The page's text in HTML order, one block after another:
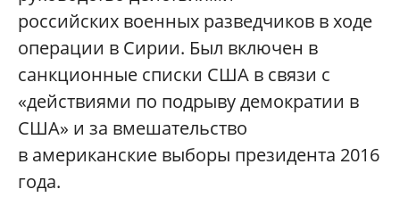
российских военных разведчиков в ходе
операции в Сирии. Был включен в
санкционные списки США в связи с
«действиями по подрыву демократии в
США» и за вмешательство
в американские выборы президента 2016
года.